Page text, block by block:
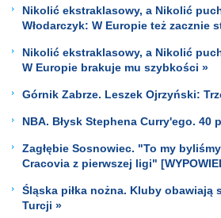
Nikolić ekstraklasowy, a Nikolić
Włodarczyk: W Europie też zacznie
Nikolić ekstraklasowy, a Nikolić
W Europie brakuje mu szybkości »
Górnik Zabrze. Leszek Ojrzyński:
NBA. Błysk Stephena Curry'ego. 40
Zagłębie Sosnowiec. "To my
Cracovia z pierwszej ligi"
Śląska piłka nożna. Kluby obawiają
Turcji »